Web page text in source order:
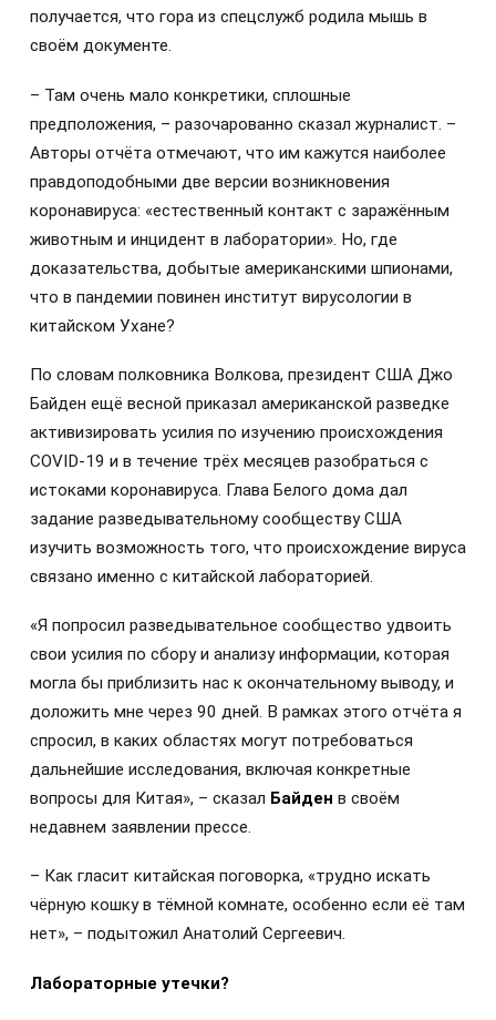
получается, что гора из спецслужб родила мышь в
своём документе.
– Там очень мало конкретики, сплошные
предположения, – разочарованно сказал журналист. –
Авторы отчёта отмечают, что им кажутся наиболее
правдоподобными две версии возникновения
коронавируса: «естественный контакт с заражённым
животным и инцидент в лаборатории». Но, где
доказательства, добытые американскими шпионами,
что в пандемии повинен институт вирусологии в
китайском Ухане?
По словам полковника Волкова, президент США Джо
Байден ещё весной приказал американской разведке
активизировать усилия по изучению происхождения
COVID-19 и в течение трёх месяцев разобраться с
истоками коронавируса. Глава Белого дома дал
задание разведывательному сообществу США
изучить возможность того, что происхождение вируса
связано именно с китайской лабораторией.
«Я попросил разведывательное сообщество удвоить
свои усилия по сбору и анализу информации, которая
могла бы приблизить нас к окончательному выводу, и
доложить мне через 90 дней. В рамках этого отчёта я
спросил, в каких областях могут потребоваться
дальнейшие исследования, включая конкретные
вопросы для Китая», – сказал Байден в своём
недавнем заявлении прессе.
– Как гласит китайская поговорка, «трудно искать
чёрную кошку в тёмной комнате, особенно если её там
нет», – подытожил Анатолий Сергеевич.
Лабораторные утечки?